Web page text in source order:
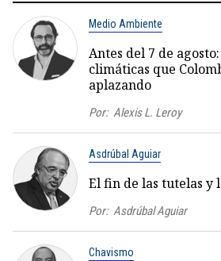
Medio Ambiente
Antes del 7 de
climáticas que
aplazando
Por: Alexis L. Leroy
Asdrúbal Aguiar
El fin de las tutelas y
Por: Asdrúbal Aguiar
Chavismo